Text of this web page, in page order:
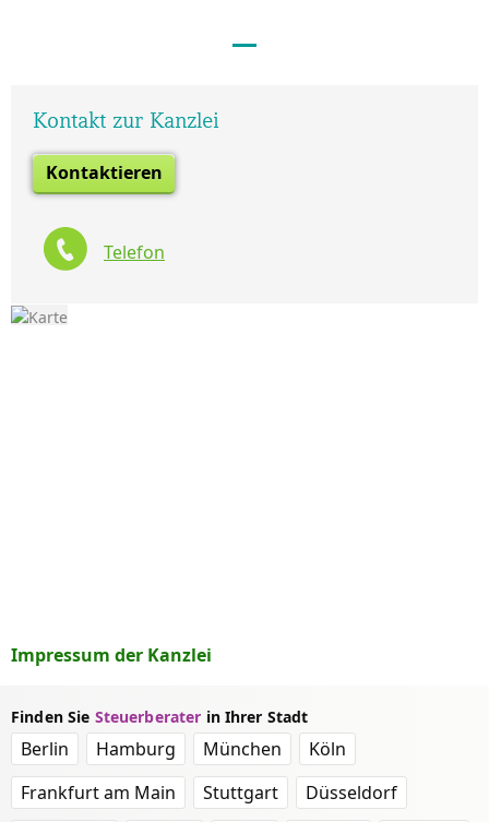
Kontakt zur Kanzlei
Kontaktieren
Telefon
Impressum der Kanzlei
Finden Sie Steuerberater in Ihrer Stadt
Berlin Hamburg München
Köln
Frankfurt am Main
Stuttgart
Düsseldorf